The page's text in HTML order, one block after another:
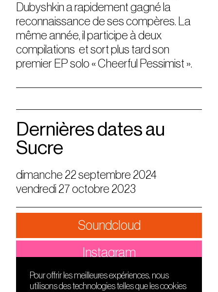
Dubyshkin a rapidement gagné la
reconnaissance de ses compères. La
même année, il participe à deux
compilations et sort plus tard son
premier EP solo « Cheerful Pessimist ».
Dernières dates au
Sucre
dimanche 22 septembre 2024
vendredi 27 octobre 2023
Soundcloud
Instagram
DÉCOUVRIR FRIENDS
Pour offrir les meilleures expériences, nous
utilisons des technologies telles que les cookies